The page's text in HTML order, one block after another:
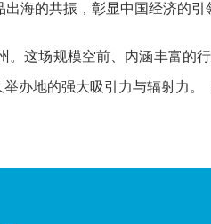
海的共振，彰显中国经济的引
这场规模空前、内涵丰富的
办地的强大吸引力与辐射力。